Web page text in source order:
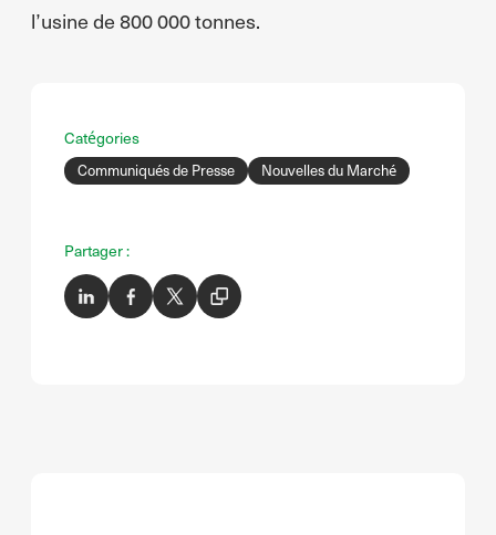
l’usine de 800 000 tonnes.
Catégories
Communiqués de Presse Nouvelles du Marché
Partager :